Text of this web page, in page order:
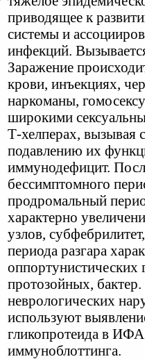
приводящее к
системы и
инфекций.
Заражение
крови, инъекциях,
наркоманы,
широкими
Т-хелперах, вызывая
подавлению их
иммунодефицит.
бессимптомного
продромальный
характерно
узлов,
периода разгара
протозойных,
неврологических
используют
гликопротеида в
иммуноблоттинга.